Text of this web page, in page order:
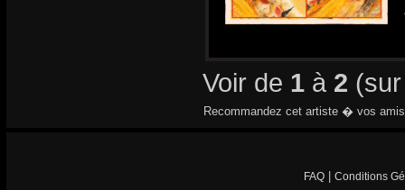
Voir de 1 à 2
Recommandez cet artiste � vos
FAQ Conditions